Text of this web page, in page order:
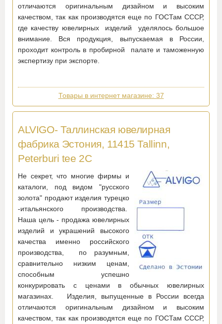
отличаются оригинальным дизайном и высоким
качеством, так как производятся еще по ГОСТам СССР,
где качеству ювелирных изделий уделялось большое
внимание. Вся продукция, выпускаемая в России,
проходит контроль в пробирной палате и таможенную
экспертизу при экспорте.
Товары в интернет магазине: 37
ALVIGO- Таллинская ювелирная
фабрика Эстония, 11415 Tallinn,
Peterburi tee 2C
Не секрет, что многие фирмы и
каталоги, под видом "русского
золота" продают изделия турецко
-итальянского производства.
Наша цель - продажа ювелирных
изделий и украшений высокого
качества именно российского
производства, по разумным,
сравнительно низким ценам,
способным успешно
конкурировать с ценами в обычных ювелирных
магазинах. Изделия, выпущенные в России всегда
отличаются оригинальным дизайном и высоким
качеством, так как производятся еще по ГОСТам СССР,